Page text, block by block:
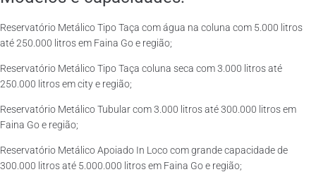
Reservatório Metálico Tipo Taça com água na coluna com 5.000 litros
até 250.000 litros em Faina Go e região;
Reservatório Metálico Tipo Taça coluna seca com 3.000 litros até
250.000 litros em city e região;
Reservatório Metálico Tubular com 3.000 litros até 300.000 litros em
Faina Go e região;
Reservatório Metálico Apoiado In Loco com grande capacidade de
300.000 litros até 5.000.000 litros em Faina Go e região;